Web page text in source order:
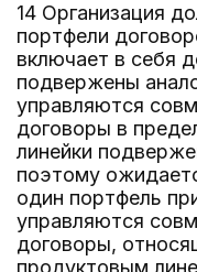
14 Организация
портфели
включает в себя
подвержены
управляются
договоры в
линейки
поэтому
один портфель
управляются
договоры,
продуктовым